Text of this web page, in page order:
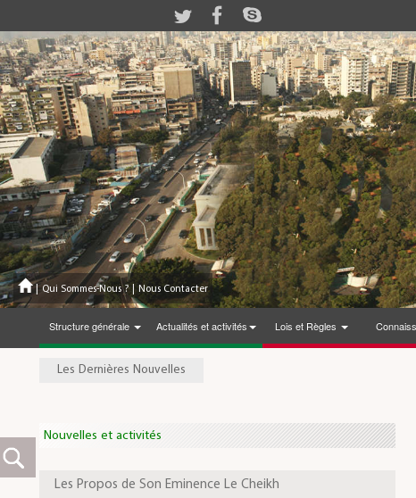
| Qui Sommes-Nous ? Nous Contacter
Structure générale Actualités et activités Lois et Règles
Les Dernières Nouvelles
Nouvelles et activités
Les Propos de Son Eminence Le Cheikh